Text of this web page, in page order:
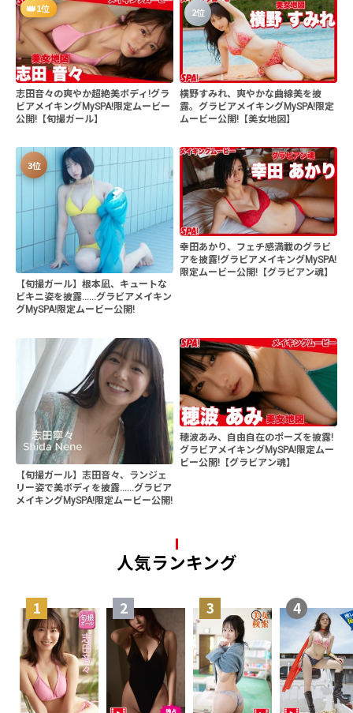
1位
志田音々の爽やか超絶美ボディ!グラ
ビアメイキングMySPA!限定ムービー
公開!【旬撮ガール】
2位
横野すみれ、爽やかな曲線美を披
露。グラビアメイキングMySPA!限定
ムービー公開!【美女地図】
3位
【旬撮ガール】根本凪、キュートな
ビキニ姿を披露......グラビアメイキン
グMySPA!限定ムービー公開!
幸田あかり、フェチ感満載のグラビ
アを披露!グラビアメイキングMySPA!
限定ムービー公開!【グラビアン魂】
【旬撮ガール】志田音々、ランジェ
リー姿で美ボディを披露......グラビア
メイキングMySPA!限定ムービー公開!
穂波あみ、自由自在のポーズを披露!
グラビアメイキングMySPA!限定ムー
ビー公開!【グラビアン魂】
人気ランキング